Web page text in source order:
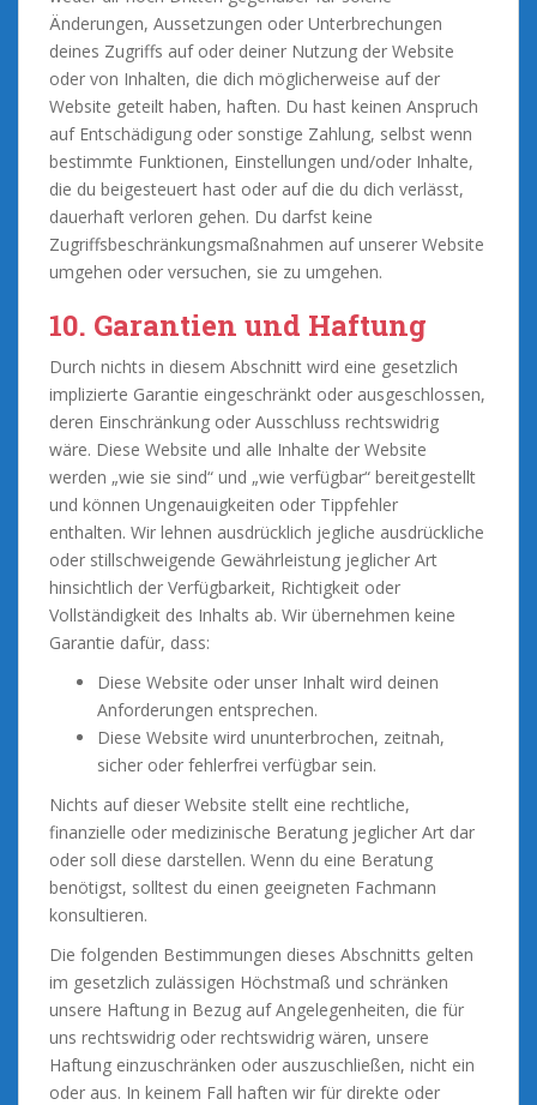
Änderungen, Aussetzungen oder Unterbrechungen
deines Zugriffs auf oder deiner Nutzung der Website
oder von Inhalten, die dich möglicherweise auf der
Website geteilt haben, haften. Du hast keinen Anspruch
auf Entschädigung oder sonstige Zahlung, selbst wenn
bestimmte Funktionen, Einstellungen und/oder Inhalte,
die du beigesteuert hast oder auf die du dich verlässt,
dauerhaft verloren gehen. Du darfst keine
Zugriffsbeschränkungsmaßnahmen auf unserer Website
umgehen oder versuchen, sie zu umgehen.
10. Garantien und Haftung
Durch nichts in diesem Abschnitt wird eine gesetzlich
implizierte Garantie eingeschränkt oder ausgeschlossen,
deren Einschränkung oder Ausschluss rechtswidrig
wäre. Diese Website und alle Inhalte der Website
werden „wie sie sind“ und „wie verfügbar“ bereitgestellt
und können Ungenauigkeiten oder Tippfehler
enthalten. Wir lehnen ausdrücklich jegliche ausdrückliche
oder stillschweigende Gewährleistung jeglicher Art
hinsichtlich der Verfügbarkeit, Richtigkeit oder
Vollständigkeit des Inhalts ab. Wir übernehmen keine
Garantie dafür, dass:
Diese Website oder unser Inhalt wird deinen
Anforderungen entsprechen.
Diese Website wird ununterbrochen, zeitnah,
sicher oder fehlerfrei verfügbar sein.
Nichts auf dieser Website stellt eine rechtliche,
finanzielle oder medizinische Beratung jeglicher Art dar
oder soll diese darstellen. Wenn du eine Beratung
benötigst, solltest du einen geeigneten Fachmann
konsultieren.
Die folgenden Bestimmungen dieses Abschnitts gelten
im gesetzlich zulässigen Höchstmaß und schränken
unsere Haftung in Bezug auf Angelegenheiten, die für
uns rechtswidrig oder rechtswidrig wären, unsere
Haftung einzuschränken oder auszuschließen, nicht ein
oder aus. In keinem Fall haften wir für direkte oder